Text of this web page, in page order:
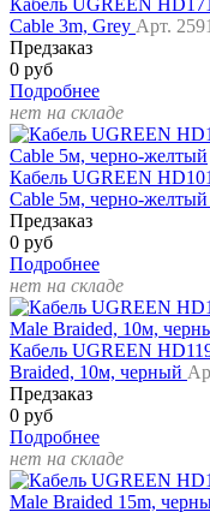
Кабель UGREEN
Cable 3m, Grey Арт.
Предзаказ
0 руб
Подробнее
нет на складе
Кабель UGREEN
Cable 5м, черно-желтый
Предзаказ
0 руб
Подробнее
нет на складе
Кабель UGREEN
Braided, 10м, черный
Предзаказ
0 руб
Подробнее
нет на складе